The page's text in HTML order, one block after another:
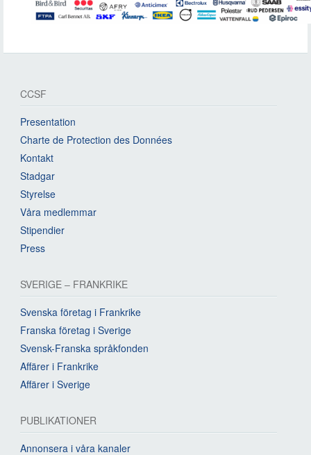
CCSF
Presentation
Charte de Protection des Données
Kontakt
Stadgar
Styrelse
Våra medlemmar
Stipendier
Press
SVERIGE – FRANKRIKE
Svenska företag i Frankrike
Franska företag i Sverige
Svensk-Franska språkfonden
Affärer i Frankrike
Affärer i Sverige
PUBLIKATIONER
Annonsera i våra kanaler